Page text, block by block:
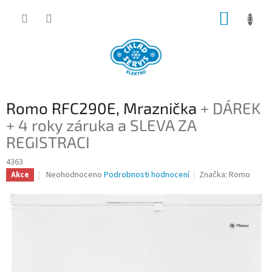
Romo RFC290E, Mraznička + DÁREK
+ 4 roky záruka a SLEVA ZA
REGISTRACI
4363
Akce
Průměrné
Neohodnoceno Podrobnosti hodnocení Značka:Romo